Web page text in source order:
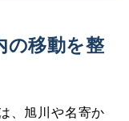
の移動を整
、旭川や名寄か